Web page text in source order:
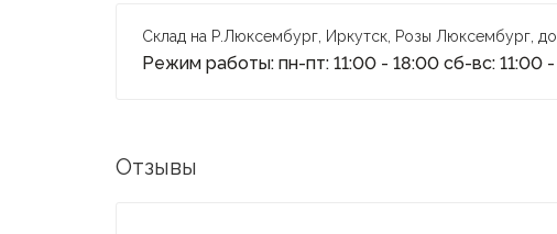
Склад на Р.Люксембург, Иркутск, Розы Люксембург,
Режим работы: пн-пт: 11:00 - 18:00 сб-вс: 11:00
Отзывы